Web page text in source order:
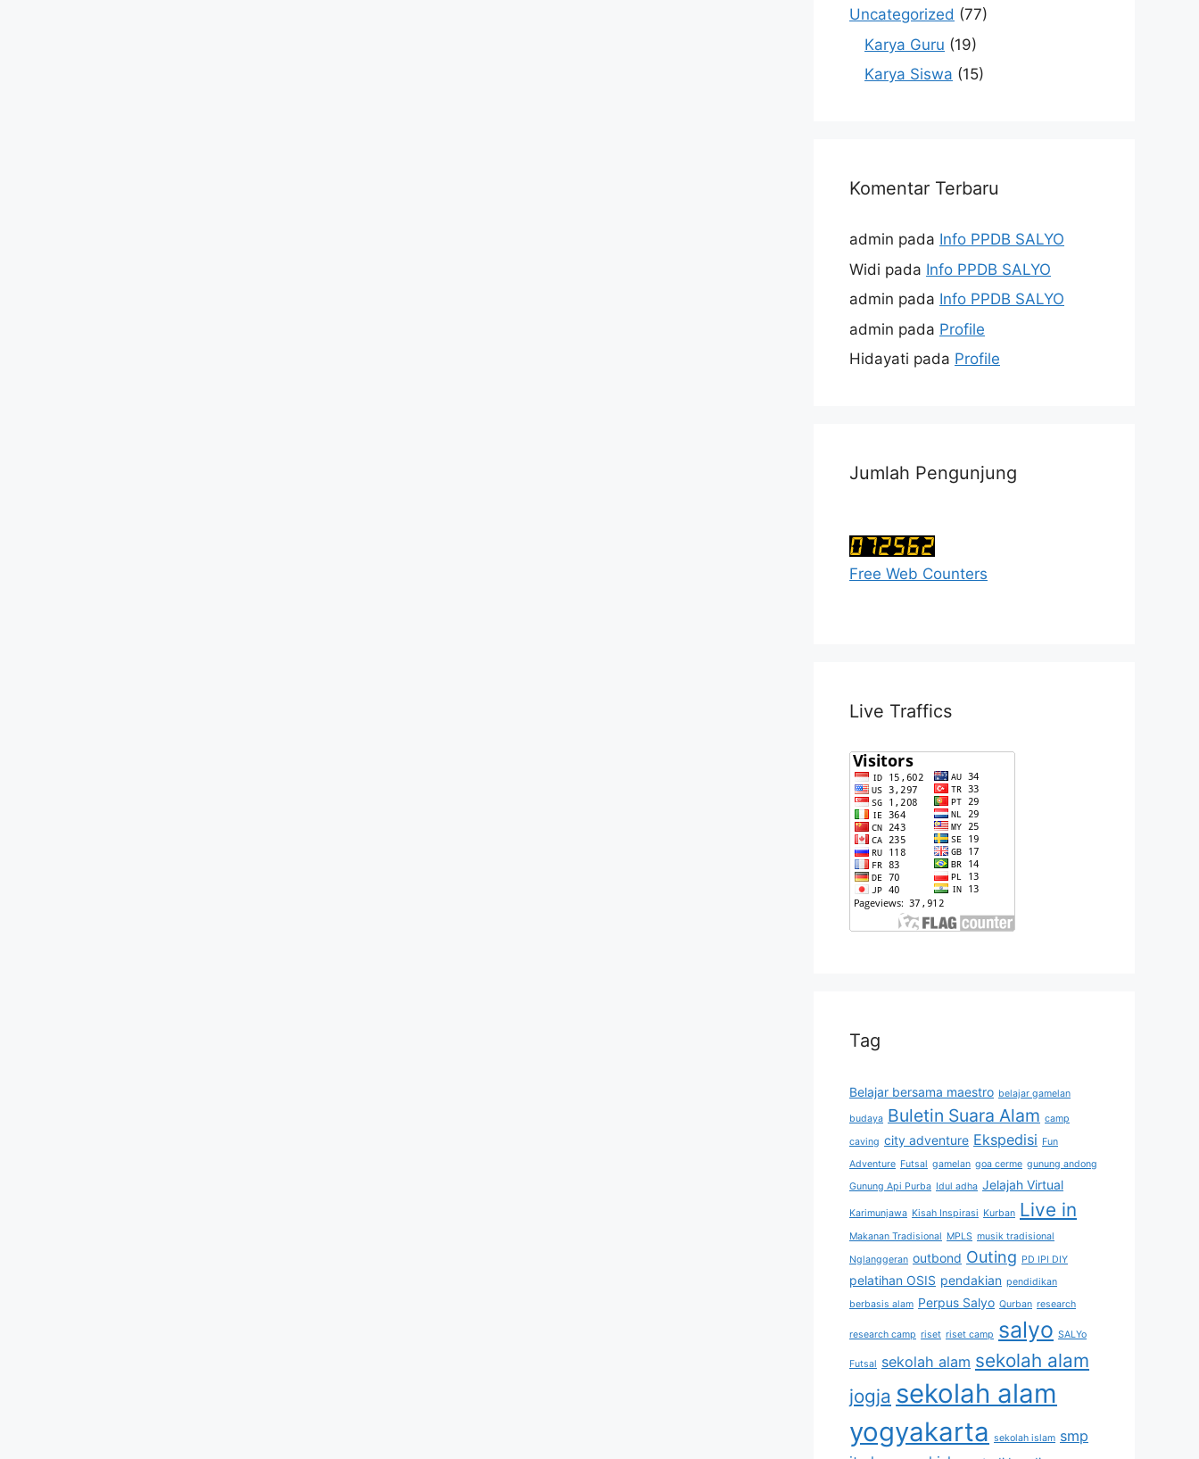
Uncategorized (77)
Karya Guru (19)
Karya Siswa (15)
Komentar Terbaru
admin pada Info PPDB SALYO
Widi pada Info PPDB SALYO
admin pada Info PPDB SALYO
admin pada Profile
Hidayati pada Profile
Jumlah Pengunjung
Free Web Counters
Live Traffics
Tag
Belajar bersama maestro belajar gamelan
budaya Buletin Suara Alam camp
caving city adventure Ekspedisi Fun
Adventure Futsal gamelan goa cerme gunung andong
Gunung Api Purba Idul adha Jelajah Virtual
Karimunjawa Kisah Inspirasi Kurban Live in
Makanan Tradisional MPLS musik tradisional
Nglanggeran outbond Outing PD IPI DIY
pelatihan OSIS pendakian pendidikan
berbasis alam Perpus Salyo Qurban research
research camp riset riset camp salyo SALYo
Futsal sekolah alam sekolah alam
jogja sekolah alam
yogyakarta sekolah islam smp